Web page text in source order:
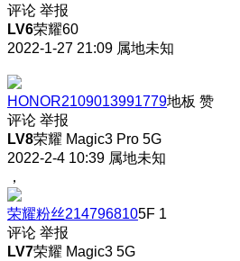
评论 举报
LV6荣耀60
2022-1-27 21:09 属地未知
HONOR2109013991779地板 赞
评论 举报
LV8荣耀 Magic3 Pro 5G
2022-2-4 10:39 属地未知
，
荣耀粉丝2147968105F 1
评论 举报
LV7荣耀 Magic3 5G